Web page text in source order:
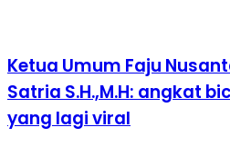
Ketua Umum Faju
Satria S.H.,M.H: angkat
yang lagi viral